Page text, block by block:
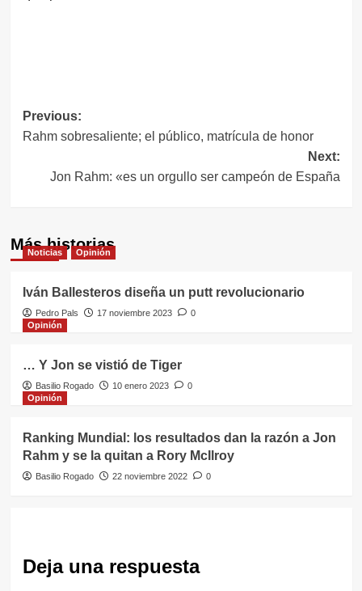
Navegación
de
entradas
Previous:
Rahm sobresaliente; el público, matrícula de honor
Next:
Jon Rahm: «es un orgullo ser campeón de España
Más historias
Noticias Opinión
Iván Ballesteros diseña un putt revolucionario
Pedro Pals 17 noviembre 2023
0
Opinión
… Y Jon se vistió de Tiger
Basilio Rogado 10 enero 2023
0
Opinión
Ranking Mundial: los resultados dan la razón a Jon
Rahm y se la quitan a Rory McIlroy
Basilio Rogado 22 noviembre 2022 0
Deja una respuesta